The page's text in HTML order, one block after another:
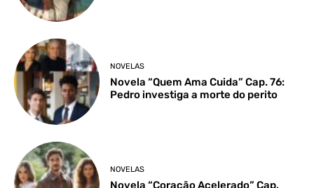
NOVELAS
Novela “Quem Ama Cuida” Cap. 76:
Pedro investiga a morte do perito
NOVELAS
Novela “Coração Acelerado” Cap.